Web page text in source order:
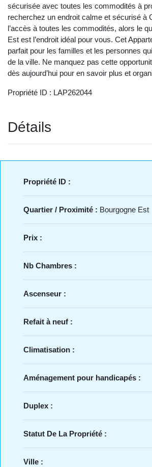
sécurisée avec toutes les commodités à
recherchez un endroit calme et sécurisé à
l’accès à toutes les commodités, alors le
Est est l’endroit idéal pour vous. Cet
parfait pour les familles et les personnes
de la ville. Ne manquez pas cette
dès aujourd’hui pour en savoir plus et
Propriété ID : LAP262044
Détails
Propriété ID :
Quartier / Proximité : Bourgogne Est
Prix :
Nb Chambres :
Ascenseur :
Refait à neuf :
Climatisation :
Aménagement pour handicapés :
Duplex :
Statut De La Propriété :
Ville :